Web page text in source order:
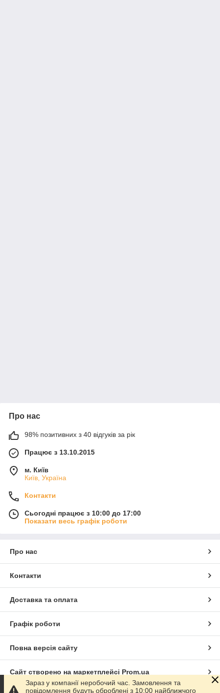
Про нас
98% позитивних з 40 відгуків за рік
Працює з 13.10.2015
м. Київ
Київ, Україна
Контакти
Сьогодні працює з 10:00 до 17:00
Показати весь графік роботи
Про нас
Контакти
Доставка та оплата
Графік роботи
Повна версія сайту
Сайт створено на маркетплейсі Prom.ua
Зараз у компанії неробочий час. Замовлення та
повідомлення будуть оброблені з 10:00 найближчого